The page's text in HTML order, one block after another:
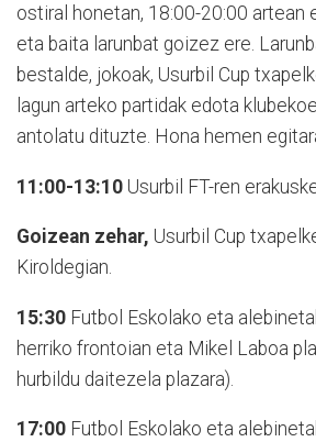
ostiral honetan, 18:00-20:00 artean
eta baita larunbat goizez ere.
bestalde, jokoak, Usurbil Cup
lagun arteko partidak edota
antolatu dituzte. Hona hemen
11:00-13:10 Usurbil FT-ren
Goizean zehar, Usurbil Cup
Kiroldegian.
15:30 Futbol Eskolako eta
herriko frontoian eta Mikel Laboa
hurbildu daitezela plazara).
17:00 Futbol Eskolako eta